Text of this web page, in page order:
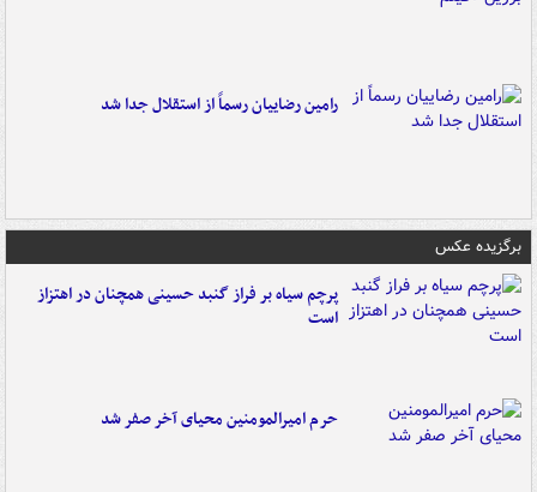
رامین رضاییان رسماً از استقلال جدا شد
برگزیده عکس
پرچم سیاه بر فراز گنبد حسینی همچنان در اهتزاز
است
حرم امیرالمومنین محیای آخر صفر شد